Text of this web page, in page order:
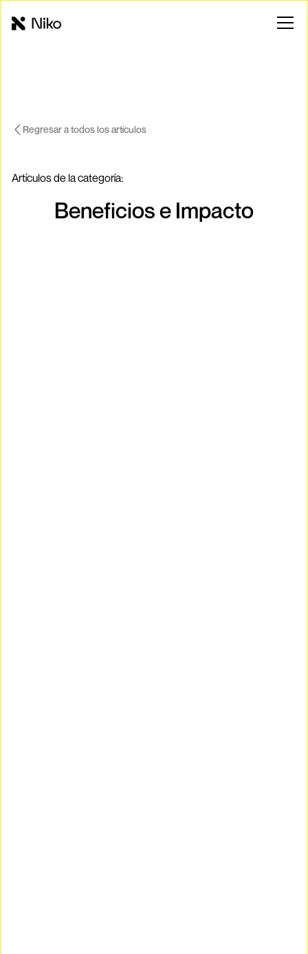
Regresar a todos los artículos
Artículos de la categoría:
Beneficios e Impacto